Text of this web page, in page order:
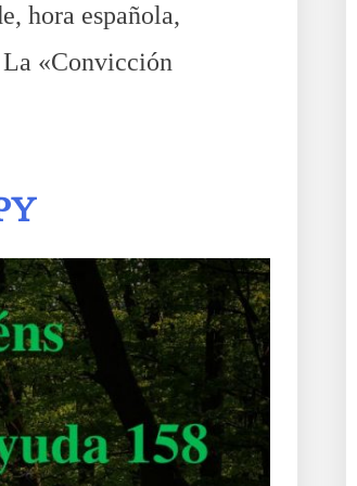
española,
«Convicción